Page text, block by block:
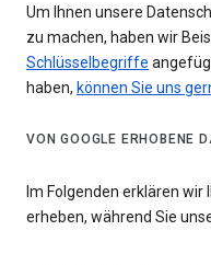
Um Ihnen unsere
zu machen, haben wir
Schlüsselbegriffe
haben, können Sie uns
VON GOOGLE ERHOBENE
Im Folgenden erklären
erheben, während Sie